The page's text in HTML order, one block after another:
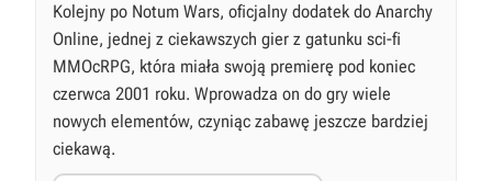
Kolejny po Notum Wars, oficjalny dodatek do Anarchy
Online, jednej z ciekawszych gier z gatunku sci-fi
MMOcRPG, która miała swoją premierę pod koniec
czerwca 2001 roku. Wprowadza on do gry wiele
nowych elementów, czyniąc zabawę jeszcze bardziej
ciekawą.